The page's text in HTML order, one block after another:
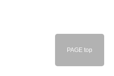
PAGE top